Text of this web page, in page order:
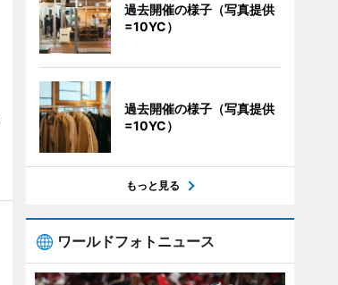
過去開催の様子（写真提供
=10YC）
過去開催の様子（写真提供
=10YC）
もっと見る
ワールドフォトニュース